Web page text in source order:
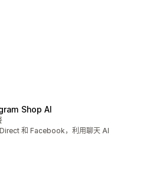
Shop AI
和 Facebook，利用聊天 AI